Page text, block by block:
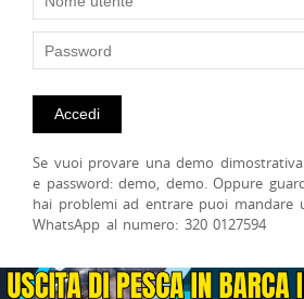
Se vuoi provare una demo
e password: demo, demo. Oppure
hai problemi ad entrare puoi mandare
WhatsApp al numero: 320 0127594